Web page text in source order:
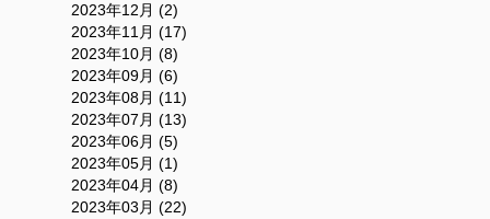
2023年12月 (2)
2023年11月 (17)
2023年10月 (8)
2023年09月 (6)
2023年08月 (11)
2023年07月 (13)
2023年06月 (5)
2023年05月 (1)
2023年04月 (8)
2023年03月 (22)